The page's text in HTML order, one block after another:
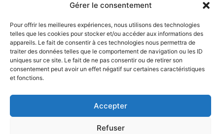
Gérer le consentement
Pour offrir les meilleures expériences, nous utilisons des technologies
telles que les cookies pour stocker et/ou accéder aux informations des
appareils. Le fait de consentir à ces technologies nous permettra de
traiter des données telles que le comportement de navigation ou les ID
uniques sur ce site. Le fait de ne pas consentir ou de retirer son
consentement peut avoir un effet négatif sur certaines caractéristiques
et fonctions.
Accepter
Refuser
Politique de confidentialité
Contact
Soutenez Contrepoints